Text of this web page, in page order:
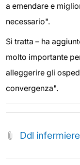
a emendare e
necessario".
Si tratta – ha
molto importante
alleggerire gli
convergenza".
Ddl